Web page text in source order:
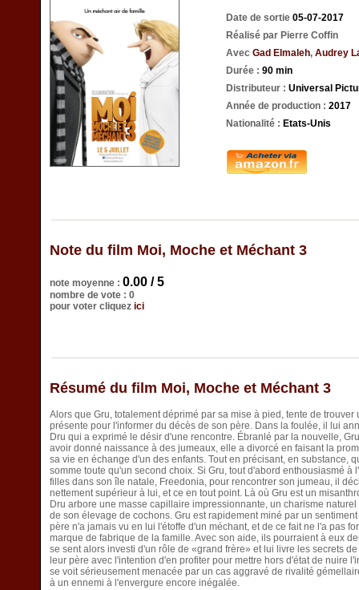
Date de sortie 05-07-2017
Réalisé par Pierre Coffin
Avec Gad Elmaleh, Audrey
Durée : 90 min
Distributeur : Universal
Année de production : 2017
Nationalité : Etats-Unis
Note du film Moi, Moche et Méchant 3
note moyenne : 0.00 / 5
nombre de vote : 0
pour voter cliquez ici
Résumé du film Moi, Moche et Méchant 3
Alors que Gru, totalement déprimé par sa mise à pied, tente de
présente pour l'informer du décès de son père. Dans la foulée, il lui
Dru qui a exprimé le désir d'une rencontre. Ébranlé par la nouvelle,
avoir donné naissance à des jumeaux, elle a divorcé en faisant la
sa vie en échange d'un des enfants. Tout en précisant, en substance,
somme toute qu'un second choix. Si Gru, tout d'abord enthousiasmé
filles dans son île natale, Freedonia, pour rencontrer son jumeau, il
nettement supérieur à lui, et ce en tout point. Là où Gru est un
Dru arbore une masse capillaire impressionnante, un charisme
de son élevage de cochons. Gru est rapidement miné par un
père n'a jamais vu en lui l'étoffe d'un méchant, et de ce fait ne l'a pas
marque de fabrique de la famille. Avec son aide, ils pourraient à eux
se sent alors investi d'un rôle de «grand frère» et lui livre les secrets
leur père avec l'intention d'en profiter pour mettre hors d'état de nuire
se voit sérieusement menacée par un cas aggravé de rivalité
à un ennemi à l'envergure encore inégalée.